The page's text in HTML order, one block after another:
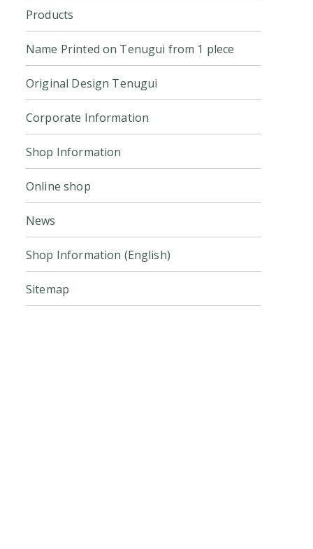
Products
Name Printed on Tenugui from 1 plece
Original Design Tenugui
Corporate Information
Shop Information
Online shop
News
Shop Information (English)
Sitemap